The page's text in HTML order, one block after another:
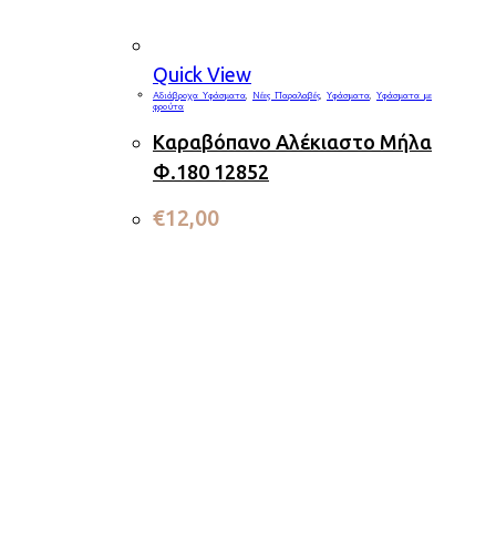
Quick View
Αδιάβροχα Υφάσματα Νέες Παραλαβές Υφάσματα Υφάσματα με
φρούτα
Καραβόπανο Αλέκιαστο Μήλα
Φ.180 12852
€12,00